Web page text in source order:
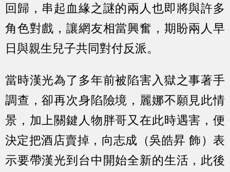
回歸，串起血緣之謎的兩人也即將與許多
角色對戲，讓網友相當興奮，期盼兩人早
日與親生兒子共同對付反派。
當時漢光為了多年前被陷害入獄之事著手
調查，卻再次身陷險境，麗娜不願見此情
景，加上關鍵人物胖哥又在此時遇害，便
決定把酒店賣掉，向志成（吳皓昇 飾）表
示要帶漢光到台中開始全新的生活，此後